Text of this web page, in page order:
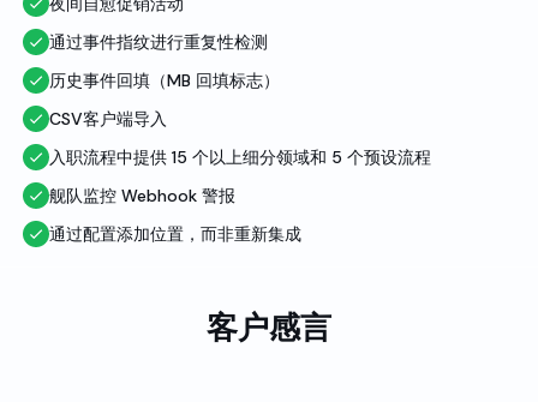
通过事件指纹进行重复性检测
历史事件回填（MB 回填标志）
CSV客户端导入
入职流程中提供 15 个以上细分领域和 5 个预设流程
舰队监控 Webhook 警报
通过配置添加位置，而非重新集成
客户感言